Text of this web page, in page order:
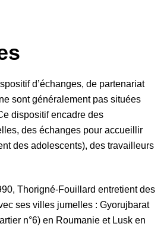
d’échanges, de partenariat
sont généralement pas situées
dispositif encadre des
des échanges pour accueillir
des adolescents), des travailleurs
Thorigné-Fouillard entretient des
ses villes jumelles : Gyorujbarat
n°6) en Roumanie et Lusk en